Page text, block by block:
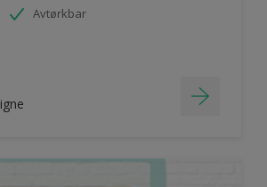
Avtørkbar